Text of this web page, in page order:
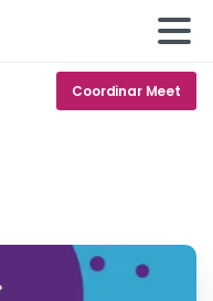
Coordinar Meet